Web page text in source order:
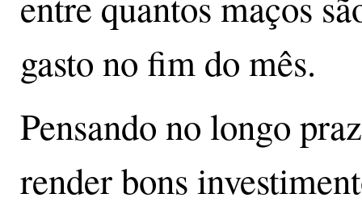
gasto no fim do mês.
Pensando no longo
render bons